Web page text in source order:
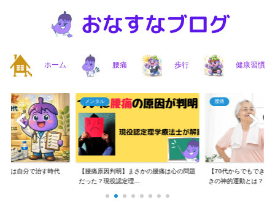
ホーム 腰痛 歩行 健康習慣
痛は自分で治す時代
メンタル
【腰痛原因判明】まさかの腰痛は心の問題
だった？現役認定理...
腰痛
【70代からでもできる
きの神的運動とは？...